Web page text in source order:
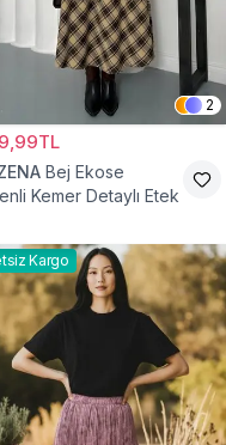
2
Bej Ekose
Kemer Detaylı Etek
Kargo